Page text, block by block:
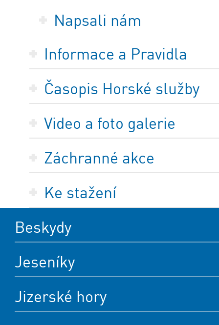
Napsali nám
Informace a Pravidla
Časopis Horské služby
Video a foto galerie
Záchranné akce
Ke stažení
Beskydy
Jeseníky
Jizerské hory